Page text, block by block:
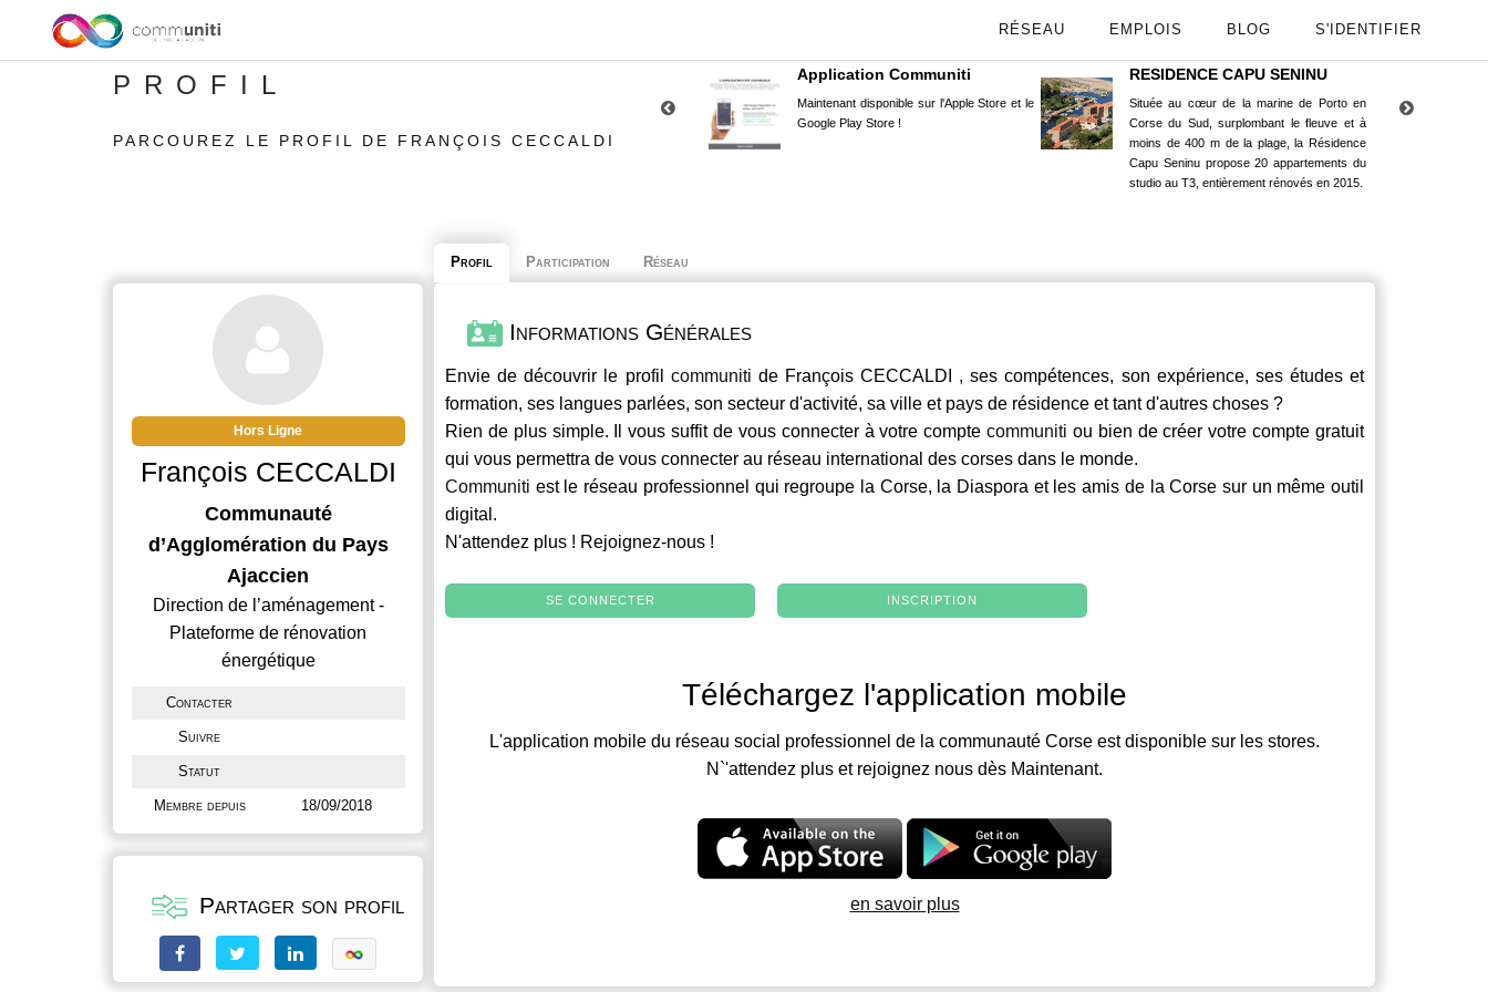
RÉSEAU EMPLOIS BLOG S'IDENTIFIER
PROFIL
PARCOUREZ LE PROFIL DE FRANÇOIS CECCALDI
Application Communiti
Maintenant disponible sur l'Apple Store et le
Google Play Store !
RESIDENCE CAPU SENINU
Située au cœur de la marine de Porto en
Corse du Sud, surplombant le fleuve et à
moins de 400 m de la plage, la Résidence
Capu Seninu propose 20 appartements du
studio au T3, entièrement rénovés en 2015.
Hors Ligne
François CECCALDI
Communauté
d’Agglomération du Pays
Ajaccien
Direction de l’aménagement -
Plateforme de rénovation
énergétique
Contacter
Suivre
Statut
Membre depuis 18/09/2018
Partager son profil
Profil Participation Réseau
Informations Générales
Envie de découvrir le profil communiti de François CECCALDI , ses compétences, son expérience, ses études et
formation, ses langues parlées, son secteur d'activité, sa ville et pays de résidence et tant d'autres choses ?
Rien de plus simple. Il vous suffit de vous connecter à votre comptecommuniti ou bien de créer votre compte gratuit
qui vous permettra de vous connecter au réseau international des corses dans le monde.
Communiti est le réseau professionnel qui regroupe la Corse, la Diaspora et les amis de la Corse sur un même outil
digital.
N'attendez plus ! Rejoignez-nous !
SE CONNECTER INSCRIPTION
Téléchargez l'application mobile
L'application mobile du réseau social professionnel de la communauté Corse est disponible sur les stores.
N`'attendez plus et rejoignez nous dès Maintenant.
en savoir plus